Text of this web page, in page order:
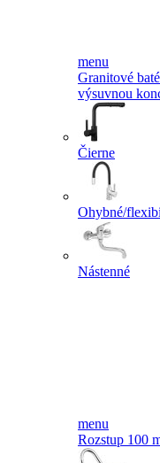
menu
Granitové
výsuvnou
Čierne
Ohybné/
Nástenné
menu
Rozstup 100